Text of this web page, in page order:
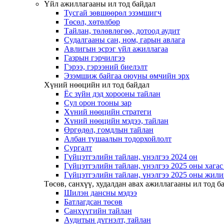
Үйл ажиллагааны ил тод байдал
Тусгай зөвшөөрөл эзэмшигч
Төсөл, хөтөлбөр
Тайлан, төлөвлөгөө, дотоод аудит
Судалгааны сан, ном, гарын авлага
Авлигын эсрэг үйл ажиллагаа
Газрын гэрчилгээ
Гэрээ, гэрээний биелэлт
Эзэмшиж байгаа оюуны өмчийн эрх
Хүний нөөцийн ил тод байдал
Ёс зүйн дэд хорооны тайлан
Сул орон тооны зар
Хүний нөөцийн стратеги
Хүний нөөцийн мэдээ, тайлан
Өргөдөл, гомдлын тайлан
Албан тушаалын тодорхойлолт
Сургалт
Гүйцэтгэлийн тайлан, үнэлгээ 2024 он
Гүйцэтгэлийн тайлан, үнэлгээ 2025 оны
Гүйцэтгэлийн тайлан, үнэлгээ 2025 оны
Төсөв, санхүү, худалдан авах ажиллагааны ил тод
Шилэн дансны мэдээ
Батлагдсан төсөв
Санхүүгийн тайлан
Аудитын дүгнэлт, тайлан